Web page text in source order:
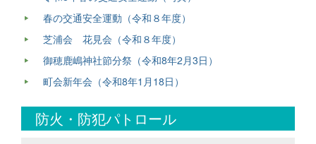
春の交通安全運動（令和８年度）
芝浦会 花見会（令和８年度）
御穂鹿嶋神社節分祭（令和8年2月3日）
町会新年会（令和8年1月18日）
防火・防犯パトロール